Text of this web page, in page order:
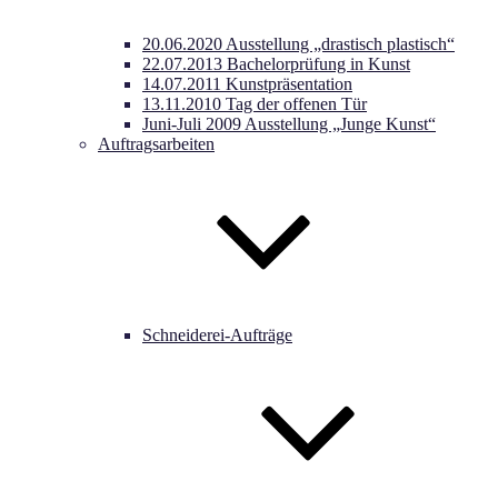
20.06.2020 Ausstellung „drastisch plastisch“
22.07.2013 Bachelorprüfung in Kunst
14.07.2011 Kunstpräsentation
13.11.2010 Tag der offenen Tür
Juni-Juli 2009 Ausstellung „Junge Kunst“
Auftragsarbeiten
Schneiderei-Aufträge